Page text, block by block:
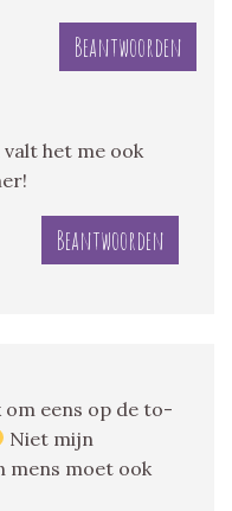
Beantwoorden
valt het me ook
Beantwoorden
eens op de to-
Niet mijn
mens moet ook